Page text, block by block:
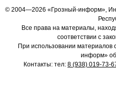
© 2004—2026 «Грозный-информ»,
Все права на материалы,
соответствии с
При использовании материалов
информ»
Контакты: тел: 8 (938) 019-73-